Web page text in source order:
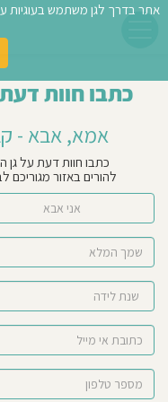
כתבו חוות
אמא, אבא -
כתבו חוות דעת על גן
להורים באזור מגוריכם
אני אבא
אתר בדרך לגן משתמש בעוגיות